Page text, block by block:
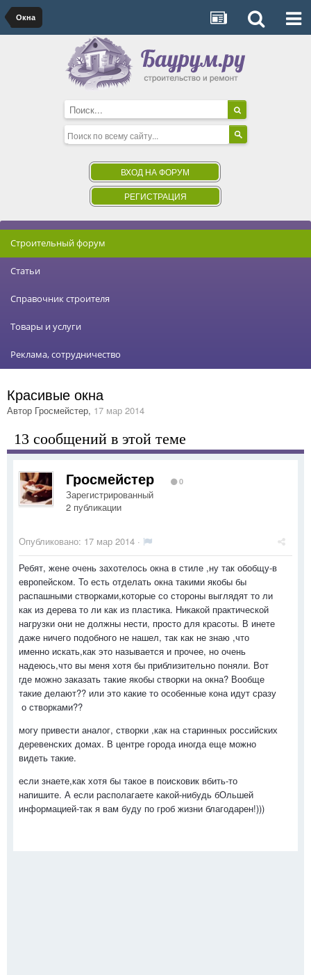
Окна
ВХОД НА ФОРУМ
РЕГИСТРАЦИЯ
Строительный форум
Статьи
Справочник строителя
Товары и услуги
Реклама, сотрудничество
Красивые окна
Автор Гросмейстер, 17 мар 2014
13 сообщений в этой теме
Гросмейстер 0
Зарегистрированный
2 публикации
Опубликовано: 17 мар 2014 ·
Ребят, жене очень захотелось окна в стиле ,ну так обобщу-в
европейском. То есть отделать окна такими якобы бы
распашными створками,которые со стороны выглядят то ли
как из дерева то ли как из пластика. Никакой практической
нагрузки они не должны нести, просто для красоты. В инете
даже ничего подобного не нашел, так как не знаю ,что
именно искать,как это называется и прочее, но очень
надеюсь,что вы меня хотя бы приблизительно поняли. Вот
где можно заказать такие якобы створки на окна? Вообще
такие делают?? или это какие то особенные кона идут сразу
о створками??
могу привести аналог, створки ,как на старинных российских
деревенских домах. В центре города иногда еще можно
видеть такие.
если знаете,как хотя бы такое в поисковик вбить-то
напишите. А если располагаете какой-нибудь бОльшей
информацией-так я вам буду по гроб жизни благодарен!)))